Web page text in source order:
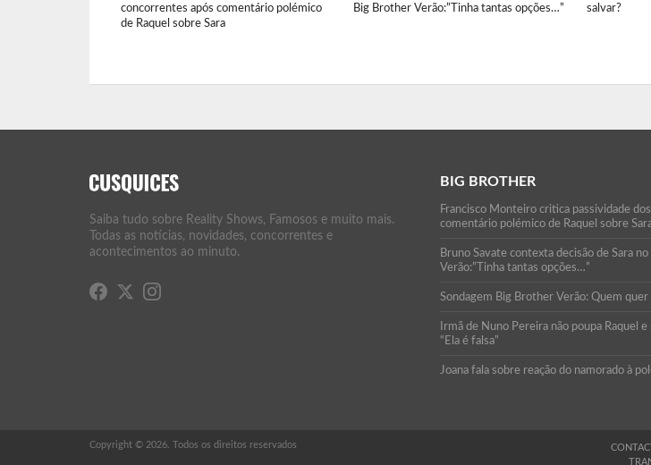
concorrentes após comentário polémico
de Raquel sobre Sara
Big Brother Verão:”Tinha tantas opções…”
salvar?
Saiba tudo sobre Reality Shows, Famosos e muito mais.
Todas as notícias, novidades, concorrentes e
acontecimentos ao minuto.
BIG BROTHER
Francisco Monteiro critica passividade
comentário polémico de Raquel sobre
Bruno Savate contexta decisão de Sara
Verão:”Tinha tantas opções…”
Sondagem Big Brother Verão: Quem quer
Irmã de Nuno Pereira não poupa Raquel
“Ela é falsa”
Joana fala sobre reação do namorado à
Copyright © 2026. Todos os direitos reservados